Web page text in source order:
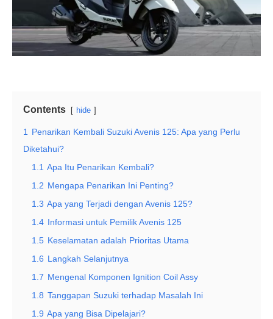
Contents hide
1
Penarikan Kembali Suzuki Avenis 125: Apa yang Perlu
Diketahui?
1.1 Apa Itu Penarikan Kembali?
1.2 Mengapa Penarikan Ini Penting?
1.3 Apa yang Terjadi dengan Avenis 125?
1.4 Informasi untuk Pemilik Avenis 125
1.5 Keselamatan adalah Prioritas Utama
1.6 Langkah Selanjutnya
1.7 Mengenal Komponen Ignition Coil Assy
1.8 Tanggapan Suzuki terhadap Masalah Ini
1.9 Apa yang Bisa Dipelajari?